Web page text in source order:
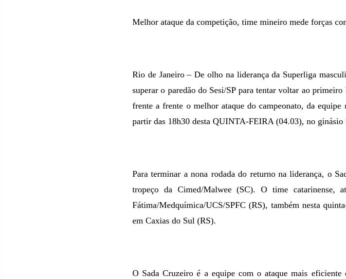
Melhor ataque da competição, time mineiro mede forças
Rio de Janeiro – De olho na liderança da Superliga
superar o paredão do Sesi/SP para tentar voltar ao
frente a frente o melhor ataque do campeonato, da
partir das 18h30 desta QUINTA-FEIRA (04.03), no
Para terminar a nona rodada do returno na liderança, o
tropeço da Cimed/Malwee (SC). O time catarinense,
Fátima/Medquímica/UCS/SPFC (RS), também nesta
em Caxias do Sul (RS).
O Sada Cruzeiro é a equipe com o ataque mais